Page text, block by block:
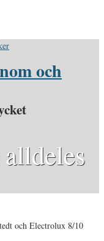
och
och Electrolux 8/10